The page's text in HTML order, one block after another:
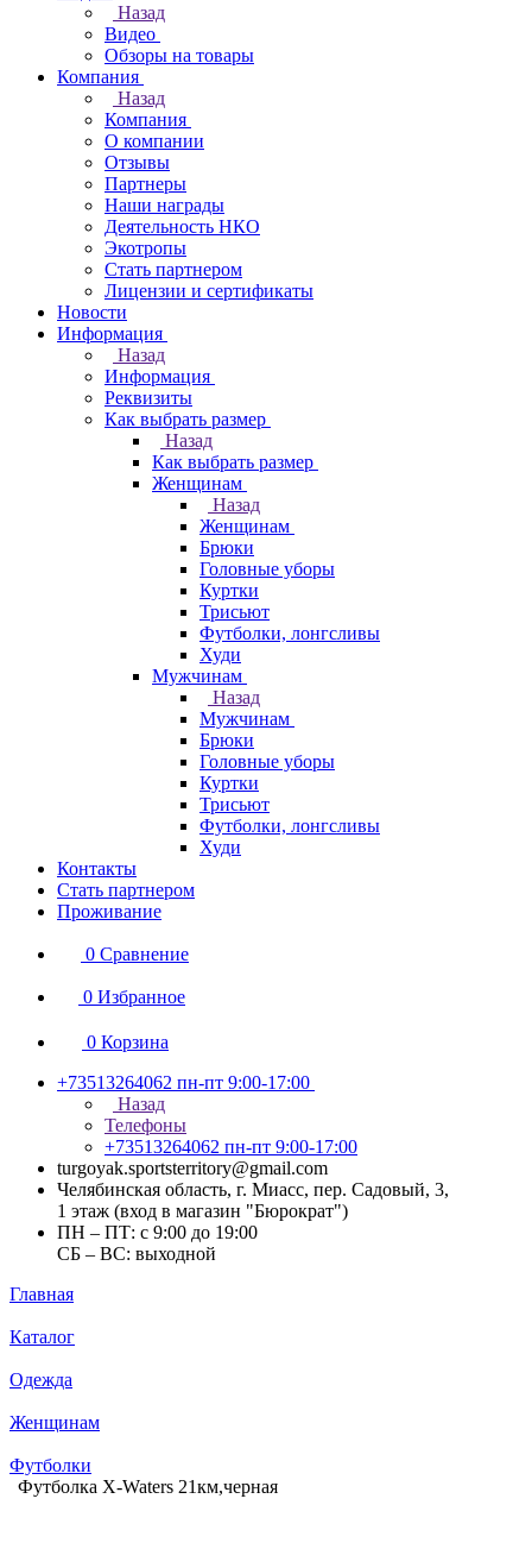
Назад
Видео
Обзоры на товары
Компания
Назад
Компания
О компании
Отзывы
Партнеры
Наши награды
Деятельность НКО
Экотропы
Стать партнером
Лицензии и сертификаты
Новости
Информация
Назад
Информация
Реквизиты
Как выбрать размер
Назад
Как выбрать размер
Женщинам
Назад
Женщинам
Брюки
Головные уборы
Куртки
Трисьют
Футболки, лонгсливы
Худи
Мужчинам
Назад
Мужчинам
Брюки
Головные уборы
Куртки
Трисьют
Футболки, лонгсливы
Худи
Контакты
Стать партнером
Проживание
0 Сравнение
0 Избранное
0 Корзина
+73513264062 пн-пт 9:00-17:00
Назад
Телефоны
+73513264062 пн-пт 9:00-17:00
turgoyak.sportsterritory@gmail.com
Челябинская область, г. Миасс, пер. Садовый, 3,
1 этаж (вход в магазин "Бюрократ")
ПН – ПТ: с 9:00 до 19:00
СБ – ВС: выходной
Главная
Каталог
Одежда
Женщинам
Футболки
Футболка X-Waters 21км,черная